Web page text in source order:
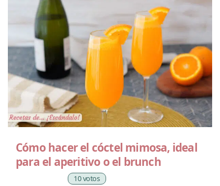
Cómo hacer el cóctel mimosa, ideal
para el aperitivo o el brunch
10 votos